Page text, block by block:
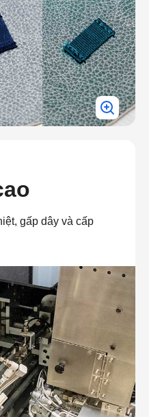
gấp dây và cấp